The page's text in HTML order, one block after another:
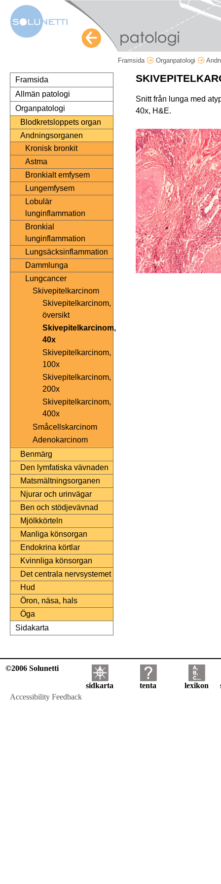
Framsida Organpatologi
Framsida
Allmän patologi
Organpatologi
Blodkretsloppets organ
Andningsorganen
Kronisk bronkit
Astma
Bronkialt emfysem
Lungemfysem
Lobulär
lunginflammation
Bronkial
lunginflammation
Lungsäcksinflammation
Dammlunga
Lungcancer
Skivepitelkarcinom
Skivepitelkarcinom,
översikt
Skivepitelkarcinom,
40x
Skivepitelkarcinom,
100x
Skivepitelkarcinom,
200x
Skivepitelkarcinom,
400x
Småcellskarcinom
Adenokarcinom
Benmärg
Den lymfatiska vävnaden
Matsmältningsorganen
Njurar och urinvägar
Ben och stödjevävnad
Mjölkkörteln
Manliga könsorgan
Endokrina körtlar
Kvinnliga könsorgan
Det centrala nervsystemet
Hud
Öron, näsa, hals
Öga
Sidakarta
Snitt från lunga med
40x, H&E.
©2006 Solunetti
sidkarta tenta lexikon
Accessibility Feedback